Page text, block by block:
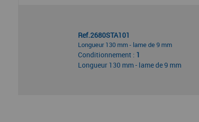
Ref.2680STA101
Longueur 130 mm - lame de 9 mm
Conditionnement : 1
Longueur 130 mm - lame de 9 mm